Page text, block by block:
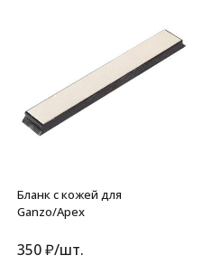
Бланк с кожей для
Ganzo/Apex
350₽/шт.